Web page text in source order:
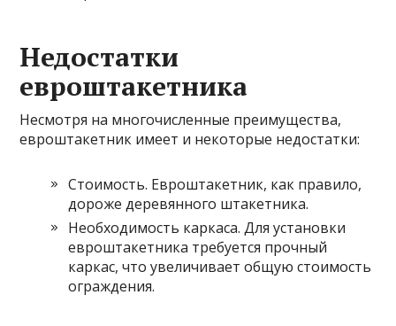
Недостатки
евроштакетника
Несмотря на многочисленные преимущества,
евроштакетник имеет и некоторые недостатки:
Стоимость. Евроштакетник, как правило,
дороже деревянного штакетника.
Необходимость каркаса. Для установки
евроштакетника требуется прочный
каркас, что увеличивает общую стоимость
ограждения.